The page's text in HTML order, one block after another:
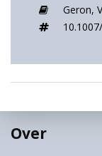
Geron,
Over